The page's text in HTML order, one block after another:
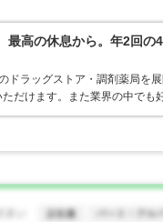
最高の休息から。年2回
ドラッグストア・調剤薬局を
だけます。また業界の中で